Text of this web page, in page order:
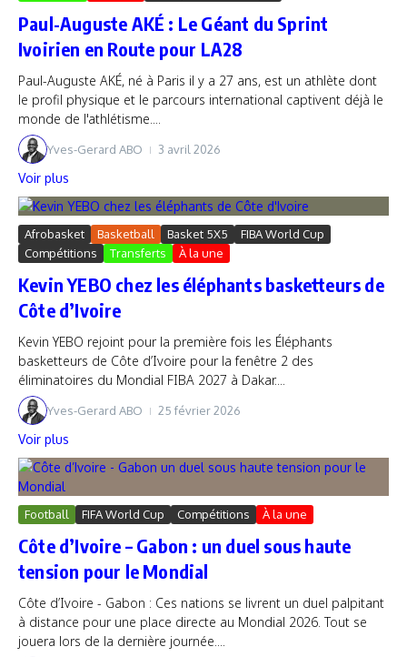
Paul-Auguste AKÉ : Le Géant du Sprint
Ivoirien en Route pour LA28
Paul-Auguste AKÉ, né à Paris il y a 27 ans, est un athlète dont
le profil physique et le parcours international captivent déjà le
monde de l'athlétisme....
Yves-Gerard ABO 3 avril 2026
Voir plus
Afrobasket Basketball Basket 5X5
FIBA World Cup
Compétitions
Transferts À la une
Kevin YEBO chez les éléphants basketteurs de
Côte d’Ivoire
Kevin YEBO rejoint pour la première fois les Éléphants
basketteurs de Côte d’Ivoire pour la fenêtre 2 des
éliminatoires du Mondial FIBA 2027 à Dakar....
Yves-Gerard ABO 25 février 2026
Voir plus
Football FIFA World Cup Compétitions À la une
Côte d’Ivoire – Gabon : un duel sous haute
tension pour le Mondial
Côte d’Ivoire - Gabon : Ces nations se livrent un duel palpitant
à distance pour une place directe au Mondial 2026. Tout se
jouera lors de la dernière journée....